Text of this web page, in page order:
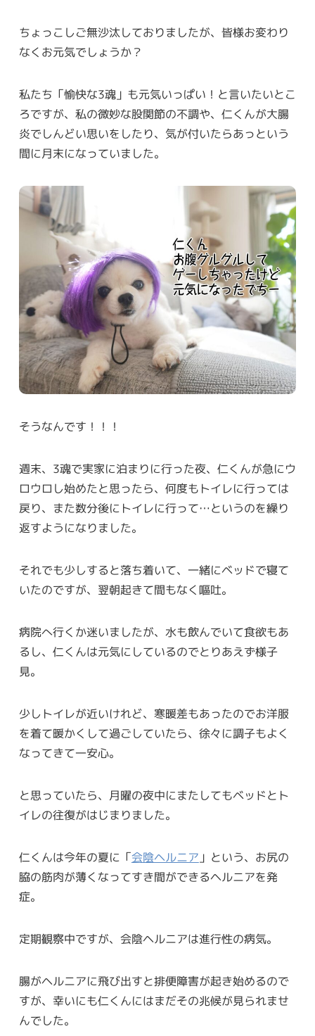
ちょっこしご無沙汰しておりましたが、皆様お変わり
なくお元気でしょうか？
私たち「愉快な3魂」も元気いっぱい！と言いたいとこ
ろですが、私の微妙な股関節の不調や、仁くんが大腸
炎でしんどい思いをしたり、気が付いたらあっという
間に月末になっていました。
そうなんです！！！
週末、3魂で実家に泊まりに行った夜、仁くんが急にウ
ロウロし始めたと思ったら、何度もトイレに行っては
戻り、また数分後にトイレに行って…というのを繰り
返すようになりました。
それでも少しすると落ち着いて、一緒にベッドで寝て
いたのですが、翌朝起きて間もなく嘔吐。
病院へ行くか迷いましたが、水も飲んでいて食欲もあ
るし、仁くんは元気にしているのでとりあえず様子
見。
少しトイレが近いけれど、寒暖差もあったのでお洋服
を着て暖かくして過ごしていたら、徐々に調子もよく
なってきて一安心。
と思っていたら、月曜の夜中にまたしてもベッドとト
イレの往復がはじまりました。
仁くんは今年の夏に「会陰ヘルニア 」という、お尻の
脇の筋肉が薄くなってすき間ができるヘルニアを発
症。
定期観察中ですが、会陰ヘルニアは進行性の病気。
腸がヘルニアに飛び出すと排便障害が起き始めるので
すが、幸いにも仁くんにはまだその兆候が見られませ
んでした。